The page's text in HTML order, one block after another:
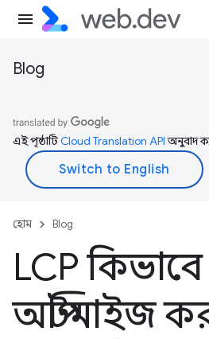
Blog
এই পৃষ্ঠাটিCloud Translation APIঅনুবাদ
হোম Blog
LCP কিভাবে
অপ্টিমাইজ